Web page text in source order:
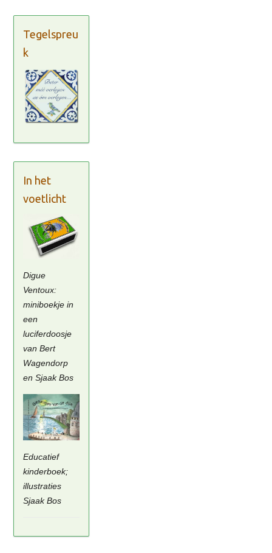
Tegelspreu
k
In het
voetlicht
Digue
Ventoux:
miniboekje in
een
luciferdoosje
van Bert
Wagendorp
en Sjaak Bos
Educatief
kinderboek;
illustraties
Sjaak Bos